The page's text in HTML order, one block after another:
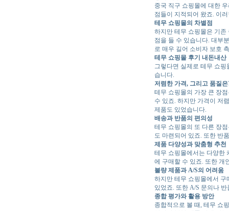
중국 직구 쇼핑몰에 대한
점들이 지적되어 왔죠. 이
테무 쇼핑몰의 차별점
하지만 테무 쇼핑몰은 기
점을 들 수 있습니다. 대부
로 매우 길어 소비자 보호
테무 쇼핑몰 후기 내돈내산
그렇다면 실제로 테무 쇼
습니다.
저렴한 가격, 그리고 품질은
테무 쇼핑몰의 가장 큰 장
수 있죠. 하지만 가격이 저
제품도 있었습니다.
배송과 반품의 편의성
테무 쇼핑몰의 또 다른 장
도 마련되어 있죠. 또한 반
제품 다양성과 맞춤형 추천
테무 쇼핑몰에서는 다양한
에 구매할 수 있죠. 또한 개
불량 제품과 A/S의 어려움
하지만 테무 쇼핑몰에서
있었죠. 또한 A/S 문의나
종합 평가와 활용 방안
종합적으로 볼 때, 테무 쇼